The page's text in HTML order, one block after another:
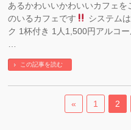
あるかわいいかわいいカフェを
のいるカフェです
システム
ク 1杯付き 1人1,500円アルコ
この記事を読む
« 1 2